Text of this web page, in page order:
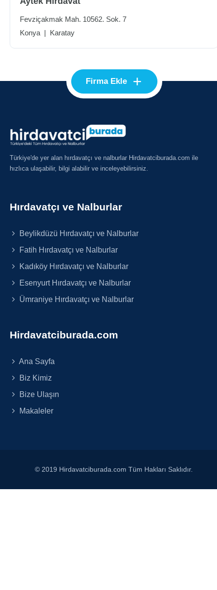
Fevziçakmak Mah. 10562. Sok. 7
Konya | Karatay
Firma Ekle +
Türkiye'de yer alan hırdavatçı ve nalburlar Hirdavatciburada.com ile
hızlıca ulaşabilir, bilgi alabilir ve inceleyebilirsiniz.
Hırdavatçı ve Nalburlar
Beylikdüzü Hırdavatçı ve Nalburlar
Fatih Hırdavatçı ve Nalburlar
Kadıköy Hırdavatçı ve Nalburlar
Esenyurt Hırdavatçı ve Nalburlar
Ümraniye Hırdavatçı ve Nalburlar
Hirdavatciburada.com
Ana Sayfa
Biz Kimiz
Bize Ulaşın
Makaleler
© 2019 Hirdavatciburada.com Tüm Hakları Saklıdır.